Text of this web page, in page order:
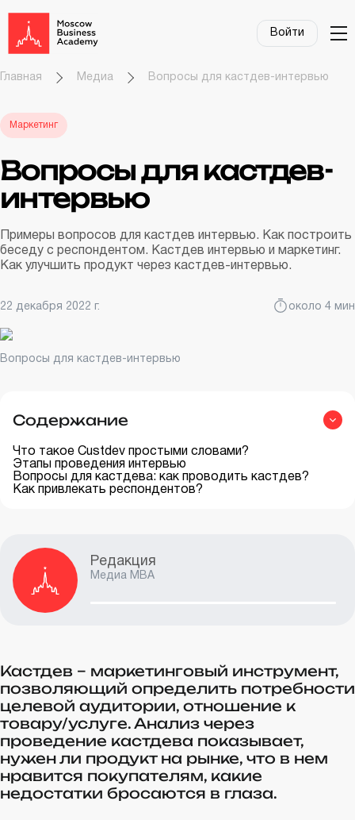
Войти
Главная Медиа Вопросы для кастдев-интервью
Маркетинг
Вопросы для кастдев-
интервью
Примеры вопросов для кастдев интервью. Как построить
беседу с респондентом. Кастдев интервью и маркетинг.
Как улучшить продукт через кастдев-интервью.
22 декабря 2022 г. около 4 мин
Вопросы для кастдев-интервью
Содержание
Что такое Custdev простыми словами?
Этапы проведения интервью
Вопросы для кастдева: как проводить кастдев?
Как привлекать респондентов?
Редакция
Медиа MBA
Кастдев – маркетинговый инструмент,
позволяющий определить потребности
целевой аудитории, отношение к
товару/услуге. Анализ через
проведение кастдева показывает,
нужен ли продукт на рынке, что в нем
нравится покупателям, какие
недостатки бросаются в глаза.